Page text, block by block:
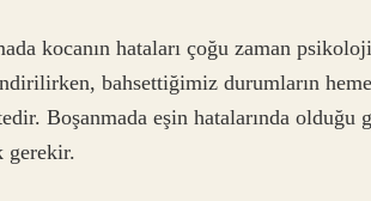
kocanın hataları çoğu zaman
bahsettiğimiz durumların
Boşanmada eşin hatalarında
gerekir.